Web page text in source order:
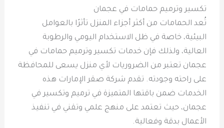
تكسير وترميم حمامات في عجمان
تُعد الحمامات من أكثر أجزاء المنزل تأثرًا بالعوامل
البيئية، خاصة في ظل الاستخدام اليومي والرطوبة
العالية، ولذلك فإن خدمات تكسير وترميم حمامات في
عجمان تعتبر من الضروريات لأي منزل يسعى للمحافظة
على راحته وجودته. تقدم شركة صقر الإمارات هذه
الخدمات ضمن باقتها المتميزة في ترميم وتكسير في
عجمان، حيث تعتمد على منهج علمي وتقني في تنفيذ
الأعمال بدقة وفعالية.